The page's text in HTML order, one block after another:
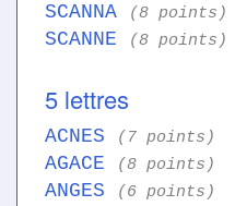
SCANNA (8 points)
SCANNE (8 points)
5 lettres
ACNES (7 points)
AGACE (8 points)
ANGES (6 points)